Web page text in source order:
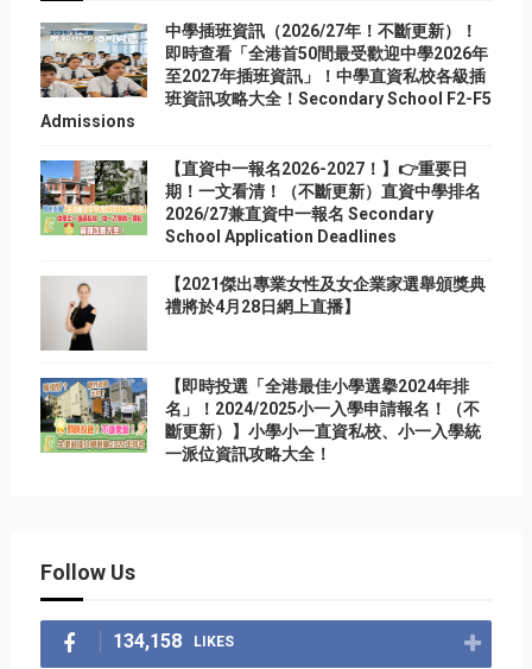
中學插班資訊（2026/27年！不斷更新）！
即時查看「全港首50間最受歡迎中學2026年
至2027年插班資訊」！中學直資私校各級插
班資訊攻略大全！Secondary School F2-F5
Admissions
【直資中一報名2026-2027！】👉重要日
期！一文看清！（不斷更新）直資中學排名
2026/27兼直資中一報名 Secondary
School Application Deadlines
【2021傑出專業女性及女企業家選舉頒獎典
禮將於4月28日網上直播】
【即時投選「全港最佳小學選擧2024年排
名」！2024/2025小一入學申請報名！（不
斷更新）】小學小一直資私校、小一入學統
一派位資訊攻略大全！
Follow Us
134,158 LIKES